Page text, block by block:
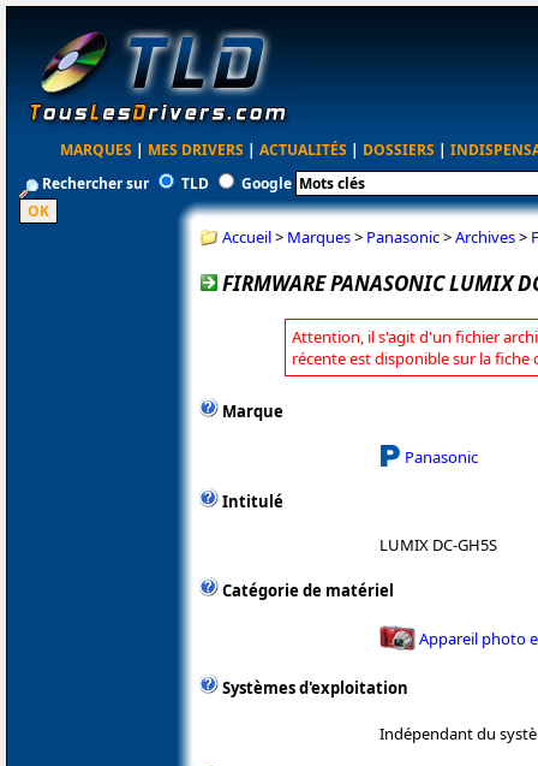
MARQUES | MES DRIVERS | ACTUALITÉS | DOSSIERS |
Rechercher sur
TLD Google
Accueil> Marques> Panasonic>Archives>
FIRMWARE PANASONIC LUMIX
Attention, il s'agit d'un fichier
récente est disponible sur la fiche
Marque
Panasonic
Intitulé
LUMIX DC-GH5S
Catégorie de matériel
Appareil photo
Systèmes d'exploitation
Indépendant du